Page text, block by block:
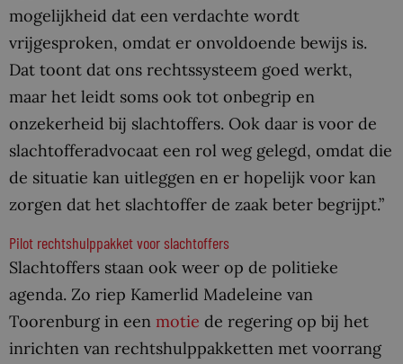
mogelijkheid dat een verdachte wordt
vrijgesproken, omdat er onvoldoende bewijs is.
Dat toont dat ons rechtssysteem goed werkt,
maar het leidt soms ook tot onbegrip en
onzekerheid bij slachtoffers. Ook daar is voor de
slachtofferadvocaat een rol weg gelegd, omdat die
de situatie kan uitleggen en er hopelijk voor kan
zorgen dat het slachtoffer de zaak beter begrijpt.”
Pilot rechtshulppakket voor slachtoffers
Slachtoffers staan ook weer op de politieke
agenda. Zo riep Kamerlid Madeleine van
Toorenburg in een motie de regering op bij het
inrichten van rechtshulppakketten met voorrang